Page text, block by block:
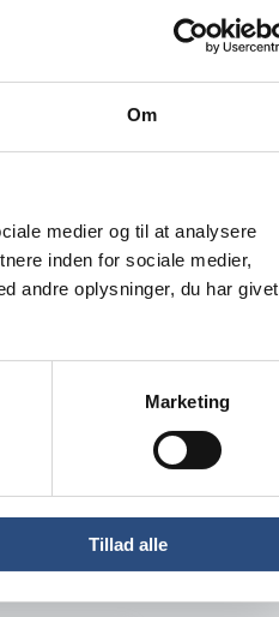
Om
medier og til at analysere
inden for sociale medier,
andre oplysninger, du har givet
Marketing
Tillad alle